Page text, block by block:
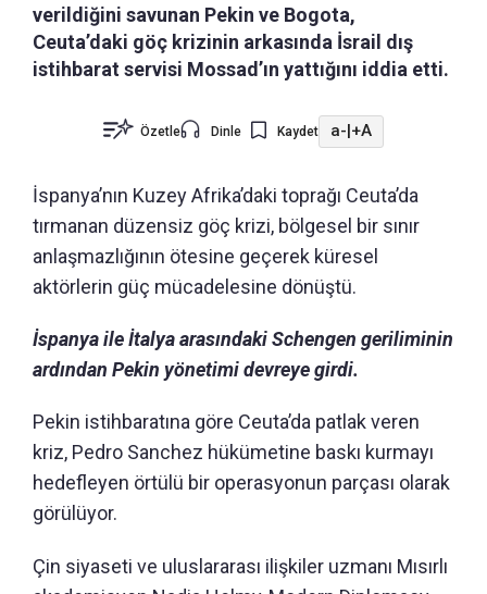
verildiğini savunan Pekin ve Bogota,
Ceuta’daki göç krizinin arkasında İsrail dış
istihbarat servisi Mossad’ın yattığını iddia etti.
Özetle Dinle Kaydet a-|+A
İspanya’nın Kuzey Afrika’daki toprağı Ceuta’da
tırmanan düzensiz göç krizi, bölgesel bir sınır
anlaşmazlığının ötesine geçerek küresel
aktörlerin güç mücadelesine dönüştü.
İspanya ile İtalya arasındaki Schengen geriliminin
ardından Pekin yönetimi devreye girdi.
Pekin istihbaratına göre Ceuta’da patlak veren
kriz, Pedro Sanchez hükümetine baskı kurmayı
hedefleyen örtülü bir operasyonun parçası olarak
görülüyor.
Çin siyaseti ve uluslararası ilişkiler uzmanı Mısırlı